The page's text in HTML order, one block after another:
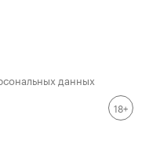
данных
18+